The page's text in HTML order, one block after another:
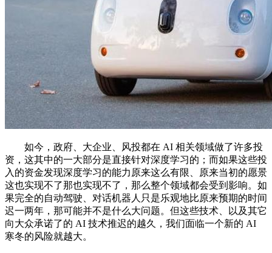
如今，政府、大企业、风投都在 AI 相关领域做了许多投
资，这其中的一大部分是直接针对深度学习的；而如果这些投
入的资金发现深度学习的能力原来这么有限、原来当初的愿景
这也实现不了那也实现不了，那么整个领域都会受到影响。如
果完全的自动驾驶、对话机器人只是乐观地比原来预期的时间
迟一两年，那可能并不是什么大问题。但这些技术、以及其它
向大众承诺了的 AI 技术推迟的越久，我们面临一个新的 AI
寒冬的风险就越大。